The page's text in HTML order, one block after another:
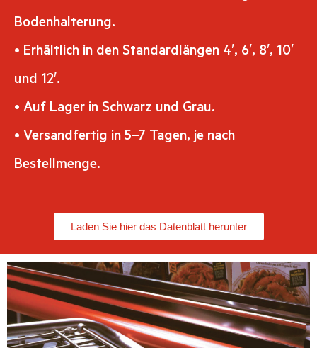
Bodenhalterung.
• Erhältlich in den Standardlängen 4′, 6′, 8′, 10′
und 12′.
• Auf Lager in Schwarz und Grau.
• Versandfertig in 5–7 Tagen, je nach
Bestellmenge.
Laden Sie hier das Datenblatt herunter